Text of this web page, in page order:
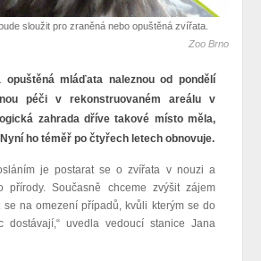
sloužit pro zraněná nebo opuštěná zvířata.
Zoo Brno
opuštěná mláďata naleznou od pondělí
péči v rekonstruovaném areálu v
zahrada dříve takové místo měla,
ho téměř po čtyřech letech obnovuje.
je postarat se o zvířata v nouzi a
přírody. Současně chceme zvýšit zájem
na omezení případů, kvůli kterým se do
dostávají,“ uvedla vedoucí stanice Jana